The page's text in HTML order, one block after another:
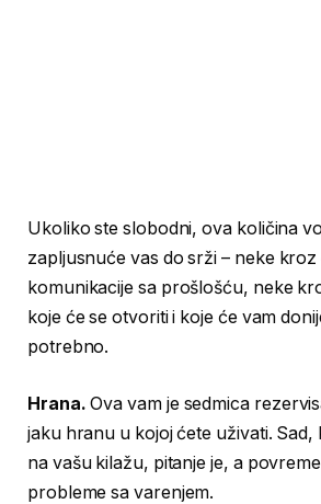
Ukoliko ste slobodni, ova količina
zapljusnuće vas do srži – neke
komunikacije sa prošlošću, neke
koje će se otvoriti i koje će vam
potrebno.
Hrana. Ova vam je sedmica
jaku hranu u kojoj ćete uživati. Sad,
na vašu kilažu, pitanje je, a
probleme sa varenjem.